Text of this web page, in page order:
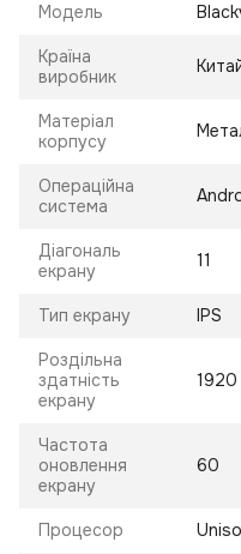
Модель
Країна
виробник
Матеріал
корпусу
Операційна
система
Діагональ
екрану
11
Тип екрану IPS
Роздільна
здатність
екрану
1920
Частота
оновлення
екрану
60
Процесор